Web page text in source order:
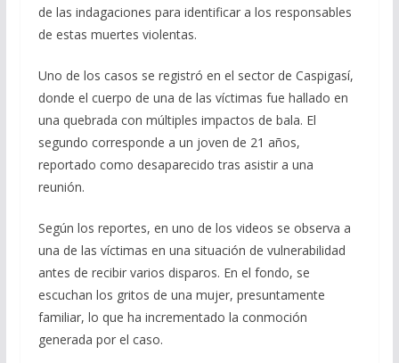
de las indagaciones para identificar a los responsables
de estas muertes violentas.
Uno de los casos se registró en el sector de Caspigasí,
donde el cuerpo de una de las víctimas fue hallado en
una quebrada con múltiples impactos de bala. El
segundo corresponde a un joven de 21 años,
reportado como desaparecido tras asistir a una
reunión.
Según los reportes, en uno de los videos se observa a
una de las víctimas en una situación de vulnerabilidad
antes de recibir varios disparos. En el fondo, se
escuchan los gritos de una mujer, presuntamente
familiar, lo que ha incrementado la conmoción
generada por el caso.